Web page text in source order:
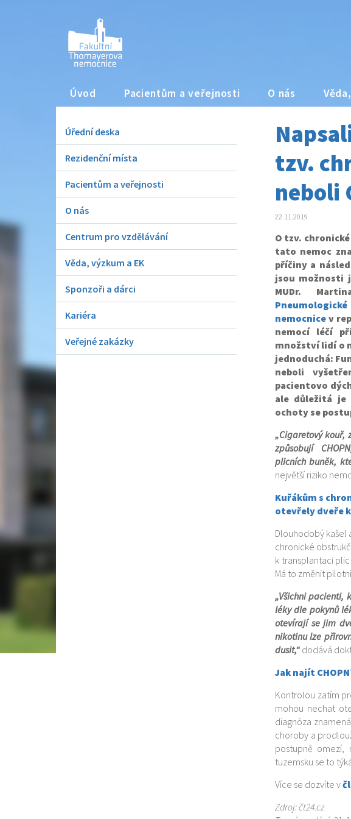
Úvod Pacientům a veřejnosti O nás
Úřední deska
Rezidenční místa
Pacientům a veřejnosti
O nás
Centrum pro vzdělávání
Věda, výzkum a EK
Sponzoři a dárci
Kariéra
Veřejné zakázky
tzv.
neboli
22.11.2019
O tzv.
tato nemoc
příčiny a
jsou možnosti
MUDr.
nemocnice v
nemocí léčí
množství lidí o
jednoduchá:
neboli
pacientovo
ale důležitá je
ochoty se
„Cigaretový kouř,
způsobují
plicních buněk,
největší riziko
Kuřákům s
otevřely dveře
Dlouhodobý kašel
chronické
k transplantaci
Má to změnit
„Všichni pacienti,
léky dle pokynů
otevírají se jim
nikotinu lze
dusit,“dodává
Jak najít
Kontrolou zatím
mohou nechat
diagnóza
choroby a
postupně omezí,
tuzemsku se to
Více se dozvíte v
Zdroj: čt24.cz